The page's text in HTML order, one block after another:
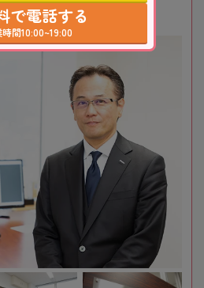
で電話する
間10:00~19:00